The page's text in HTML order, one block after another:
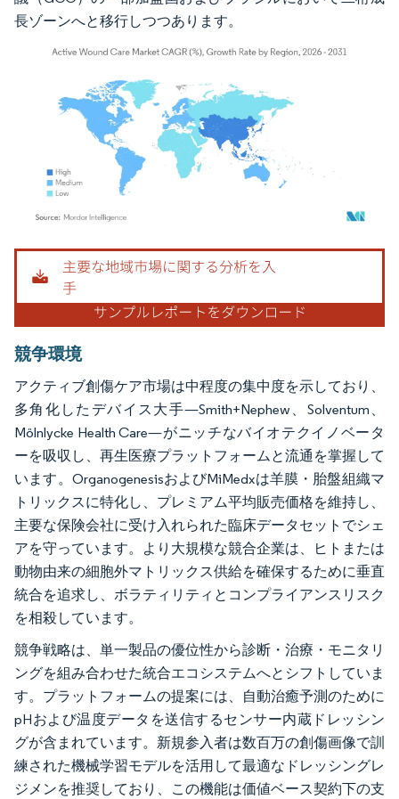
長ゾーンへと移行しつつあります。
画像 © Mordor Intelligence。再利用にはCC BY 4.0の表示が必要です。
競争環境
アクティブ創傷ケア市場は中程度の集中度を示しており、
多角化したデバイス大手—Smith+Nephew、Solventum、
Mölnlycke Health Care—がニッチなバイオテクイノベータ
ーを吸収し、再生医療プラットフォームと流通を掌握して
います。OrganogenesisおよびMiMedxは羊膜・胎盤組織マ
トリックスに特化し、プレミアム平均販売価格を維持し、
主要な保険会社に受け入れられた臨床データセットでシェ
アを守っています。より大規模な競合企業は、ヒトまたは
動物由来の細胞外マトリックス供給を確保するために垂直
統合を追求し、ボラティリティとコンプライアンスリスク
を相殺しています。
競争戦略は、単一製品の優位性から診断・治療・モニタリ
ングを組み合わせた統合エコシステムへとシフトしていま
す。プラットフォームの提案には、自動治癒予測のために
pHおよび温度データを送信するセンサー内蔵ドレッシン
グが含まれています。新規参入者は数百万の創傷画像で訓
練された機械学習モデルを活用して最適なドレッシングレ
ジメンを推奨しており、この機能は価値ベース契約下の支